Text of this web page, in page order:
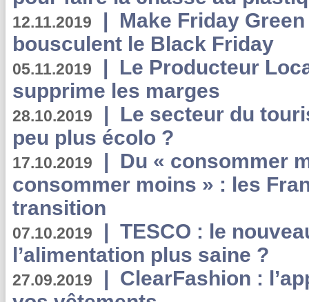
12.11.2019 | Make Friday
bousculent le Black Friday
05.11.2019 | Le Producteur
supprime les marges
28.10.2019 | Le secteur du
peu plus écolo ?
17.10.2019 | Du « consommer
consommer moins » : les
transition
07.10.2019 | TESCO : le
l’alimentation plus saine ?
27.09.2019 | ClearFashion :